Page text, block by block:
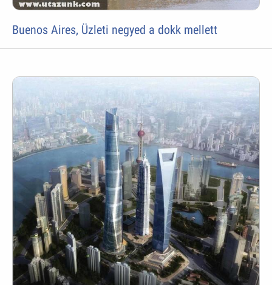
Buenos Aires, Üzleti negyed a dokk mellett